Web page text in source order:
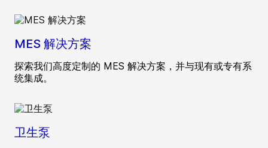
MES 解决方案
探索我们高度定制的 MES 解决方案，并与现有或专有系
统集成。
卫生泵